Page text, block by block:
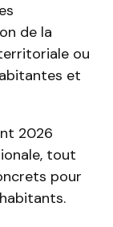
de la
ou
et
2026
tout
pour